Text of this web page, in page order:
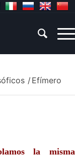
/ Efímero
la misma